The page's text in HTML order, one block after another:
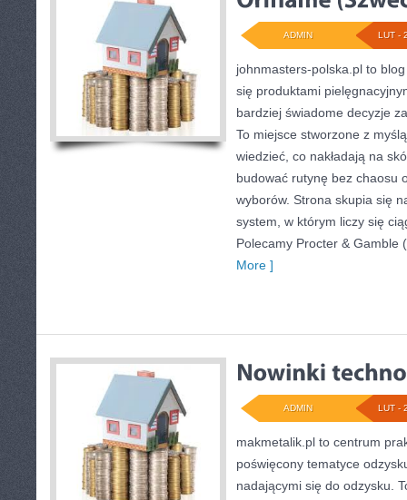
LUT -
ADMIN
johnmasters-polska.pl to
się produktami
bardziej świadome decyzje
To miejsce stworzone z
wiedzieć, co nakładają na
budować rutynę bez chaosu
wyborów. Strona skupia się
system, w którym liczy się
Polecamy Procter & Gamble
More ]
LUT -
ADMIN
makmetalik.pl to centrum
poświęcony tematyce
nadającymi się do odzysku.